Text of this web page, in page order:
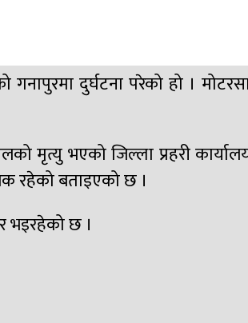
दुर्घटना परेको हो ।
मृत्यु भएको जिल्ला प्रहरी
रहेको बताइएको छ ।
भइरहेको छ ।